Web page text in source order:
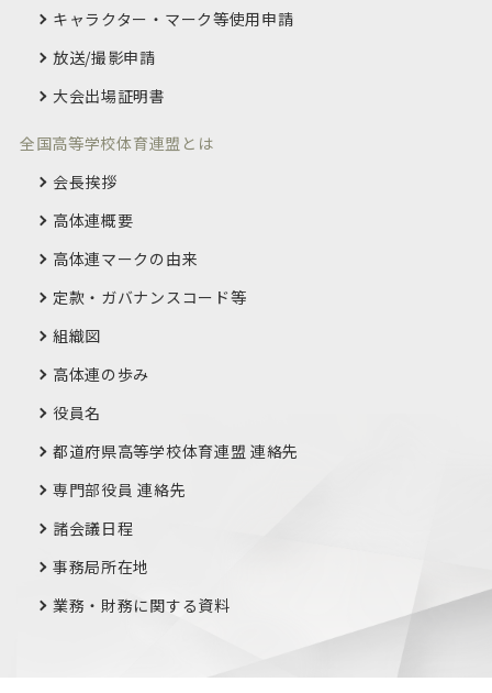
キャラクター・マーク等使用申請
放送/撮影申請
大会出場証明書
全国高等学校体育連盟とは
会長挨拶
高体連概要
高体連マークの由来
定款・ガバナンスコード等
組織図
高体連の歩み
役員名
都道府県高等学校体育連盟 連絡先
専門部役員 連絡先
諸会議日程
事務局所在地
業務・財務に関する資料